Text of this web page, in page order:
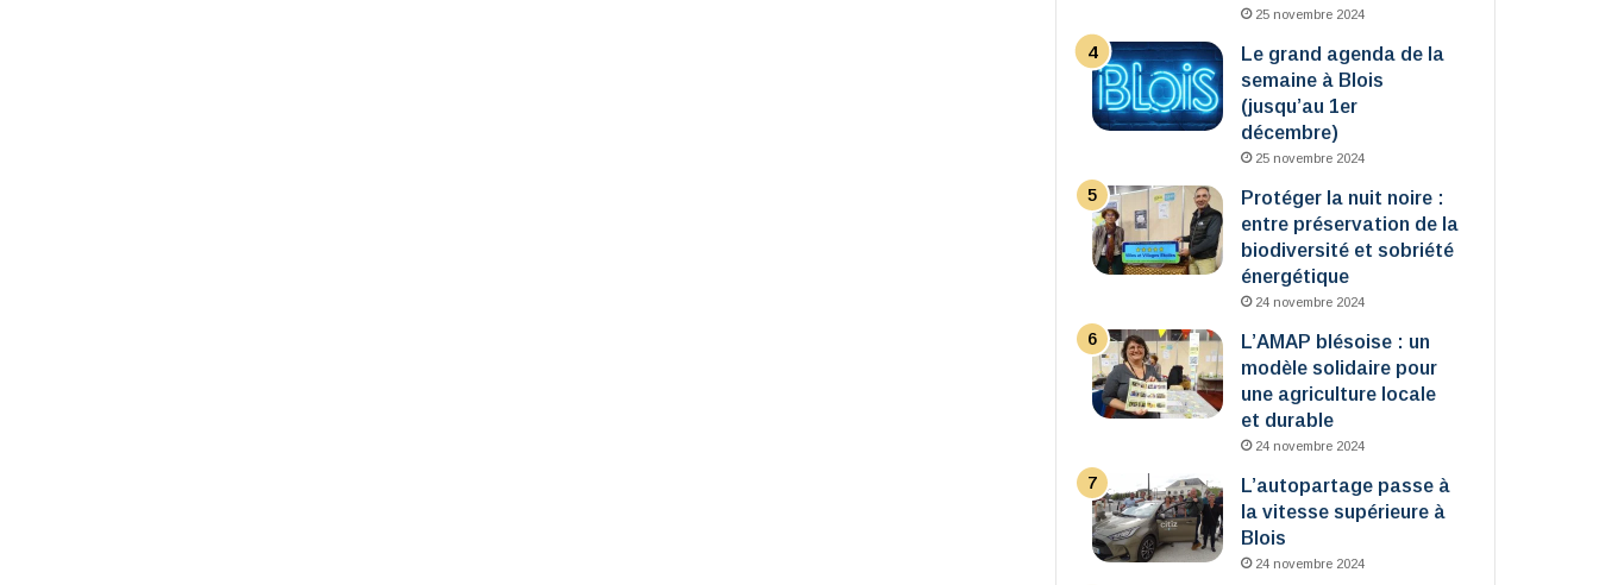
25 novembre 2024
Le grand agenda de la
semaine à Blois
(jusqu’au 1er
décembre)
25 novembre 2024
Protéger la nuit noire :
entre préservation de la
biodiversité et sobriété
énergétique
24 novembre 2024
L’AMAP blésoise : un
modèle solidaire pour
une agriculture locale
et durable
24 novembre 2024
L’autopartage passe à
la vitesse supérieure à
Blois
24 novembre 2024